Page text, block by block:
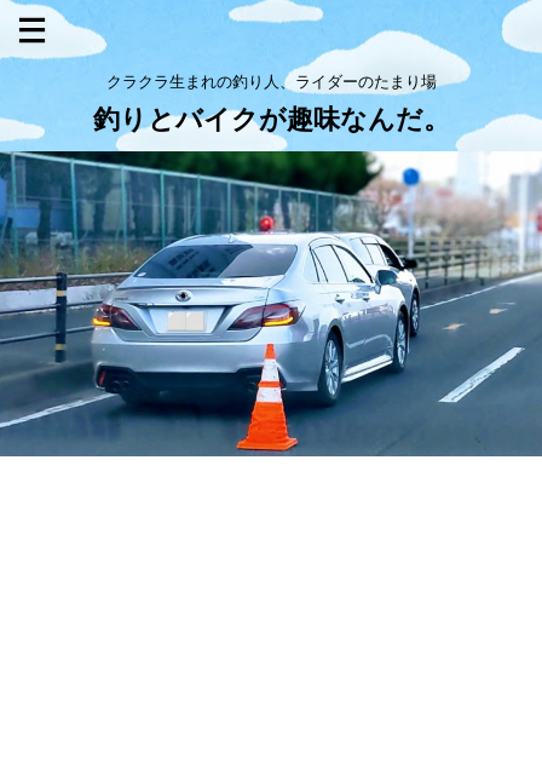
クラクラ生まれの釣り人、ライダーのたまり場
釣りとバイクが趣味なんだ。